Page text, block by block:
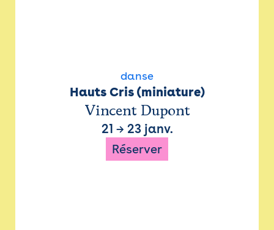
danse
Hauts Cris (miniature)
Vincent Dupont
21 → 23 janv.
Réserver